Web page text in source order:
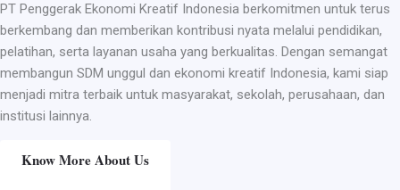
PT Penggerak Ekonomi Kreatif Indonesia berkomitmen untuk terus
berkembang dan memberikan kontribusi nyata melalui pendidikan,
pelatihan, serta layanan usaha yang berkualitas. Dengan semangat
membangun SDM unggul dan ekonomi kreatif Indonesia, kami siap
menjadi mitra terbaik untuk masyarakat, sekolah, perusahaan, dan
institusi lainnya.
Know More About Us